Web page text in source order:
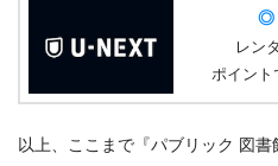
◎
レン
ポイント
以上、ここまで『パブリック 図